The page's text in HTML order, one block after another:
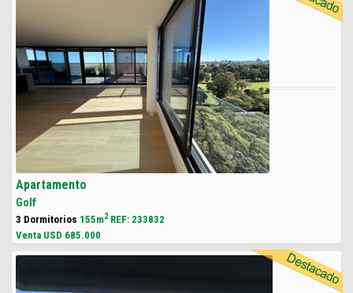
Apartamento
Golf
3 Dormitorios 155m2REF: 233832
Venta USD 685.000